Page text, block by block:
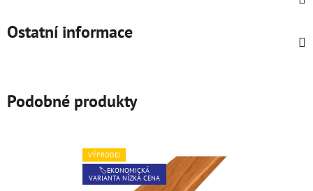
Ostatní informace
Podobné produkty
VÝPRODEJ
🏷️EKONOMICKÁ
VARIANTA NÍZKÁ CENA